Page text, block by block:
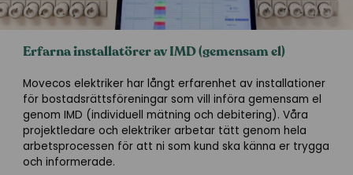
Erfarna installatörer av IMD (gemensam el)
Movecos elektriker har långt erfarenhet av installationer
för bostadsrättsföreningar som vill införa gemensam el
genom IMD (individuell mätning och debitering). Våra
projektledare och elektriker arbetar tätt genom hela
arbetsprocessen för att ni som kund ska känna er trygga
och informerade.